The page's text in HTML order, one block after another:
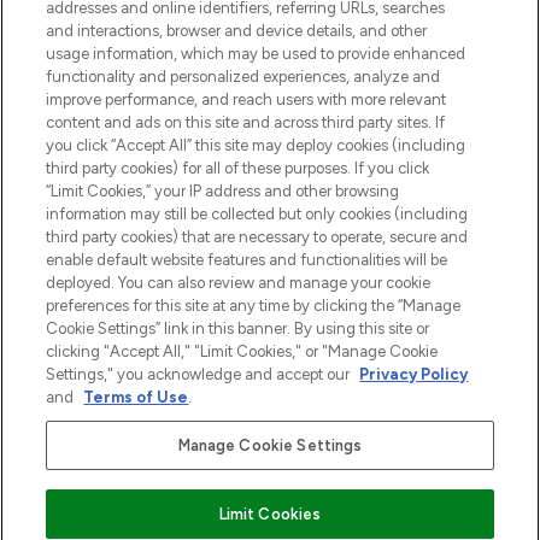
Cookie-toestemming
Do Not Sell or Share My Personal
Information
HELP & INFORMATIE
BEDRIJFSINFORMATIE
OVER LOOKFANTASTIC
Betaal veilig met
addresses and online identifiers, referring URLs, searches
and interactions, browser and device details, and other
usage information, which may be used to provide enhanced
functionality and personalized experiences, analyze and
improve performance, and reach users with more relevant
content and ads on this site and across third party sites. If
you click “Accept All” this site may deploy cookies (including
third party cookies) for all of these purposes. If you click
“Limit Cookies,” your IP address and other browsing
information may still be collected but only cookies (including
third party cookies) that are necessary to operate, secure and
enable default website features and functionalities will be
deployed. You can also review and manage your cookie
preferences for this site at any time by clicking the “Manage
Cookie Settings” link in this banner. By using this site or
clicking "Accept All," "Limit Cookies," or "Manage Cookie
Settings," you acknowledge and accept our Privacy Policy
and
Terms of Use.
Manage Cookie Settings
Limit Cookies